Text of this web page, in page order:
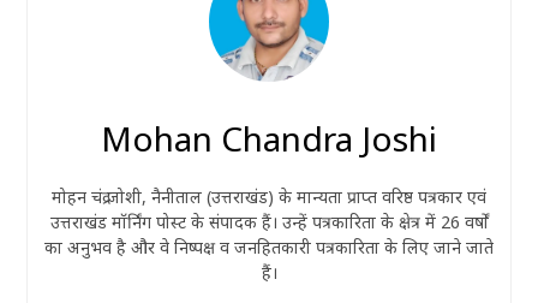
Mohan Chandra Joshi
मोहन चंद्र जोशी, नैनीताल (उत्तराखंड) के मान्यता प्राप्त वरिष्ठ पत्रकार एवं
उत्तराखंड मॉर्निंग पोस्ट के संपादक हैं। उन्हें पत्रकारिता के क्षेत्र में 26 वर्षों
का अनुभव है और वे निष्पक्ष व जनहितकारी पत्रकारिता के लिए जाने जाते
हैं।